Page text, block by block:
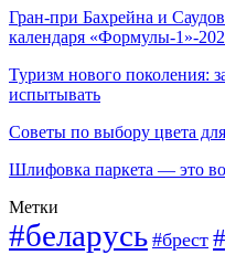
Гран-при Бахрейна и
календаря «Формулы-1»-
Туризм нового поколения:
испытывать
Советы по выбору цвета
Шлифовка паркета — это
Метки
#беларусь #брест